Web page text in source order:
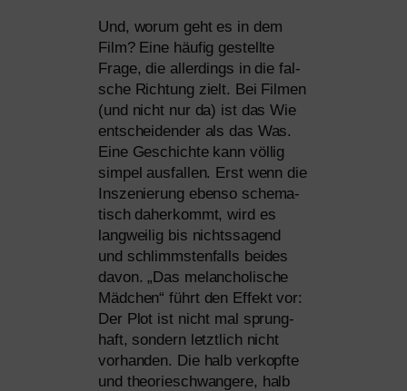
Und, wor­um geht es in dem
Film? Eine häu­fig gestell­te
Frage, die aller­dings in die fal­
sche Richtung zielt. Bei Filmen
(und nicht nur da) ist das Wie
ent­schei­den­der als das Was.
Eine Geschichte kann völ­lig
sim­pel aus­fal­len. Erst wenn die
Inszenierung eben­so sche­ma­
tisch daher­kommt, wird es
lang­wei­lig bis nichts­sa­gend
und schlimms­ten­falls bei­des
davon. „Das melan­cho­li­sche
Mädchen“ führt den Effekt vor:
Der Plot ist nicht mal sprung­
haft, son­dern letzt­lich nicht
vor­han­den. Die halb ver­kopf­te
und theo­rie­schwan­ge­re, halb